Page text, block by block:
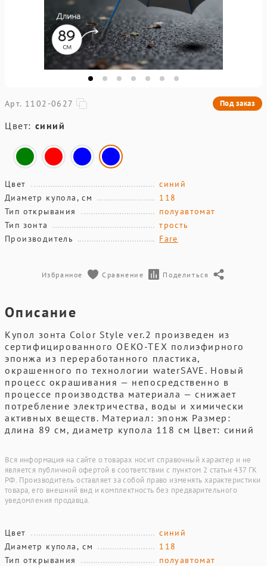
Арт. 1102-0627 Под заказ
Цвет: синий
Цвет
синий
Диаметр купола, см
118
Тип открывания
полуавтомат
Тип зонта
трость
Производитель
Fare
Избранное Сравнение Поделиться
Описание
Купол зонта Color Style ver.2 произведен из
сертифицированного OEKO-TEX полиэфирного
эпонжа из переработанного пластика,
окрашенного по технологии waterSAVE. Новый
процесс окрашивания — непосредственно в
процессе производства материала — снижает
потребление электричества, воды и химически
активных веществ. Материал: эпонж Размер:
длина 89 см, диаметр купола 118 см Цвет: синий
Вся информация на сайте о товарах носит справочный характер и не
является публичной офертой в соответствии с пунктом 2 статьи 437 ГК
РФ. Производитель оставляет за собой право изменять характеристики
товара, его внешний вид и комплектность без предварительного
уведомления продавца.
Цвет
синий
Диаметр купола, см
118
Тип открывания
полуавтомат